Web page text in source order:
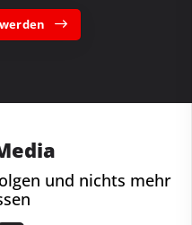
und nichts mehr